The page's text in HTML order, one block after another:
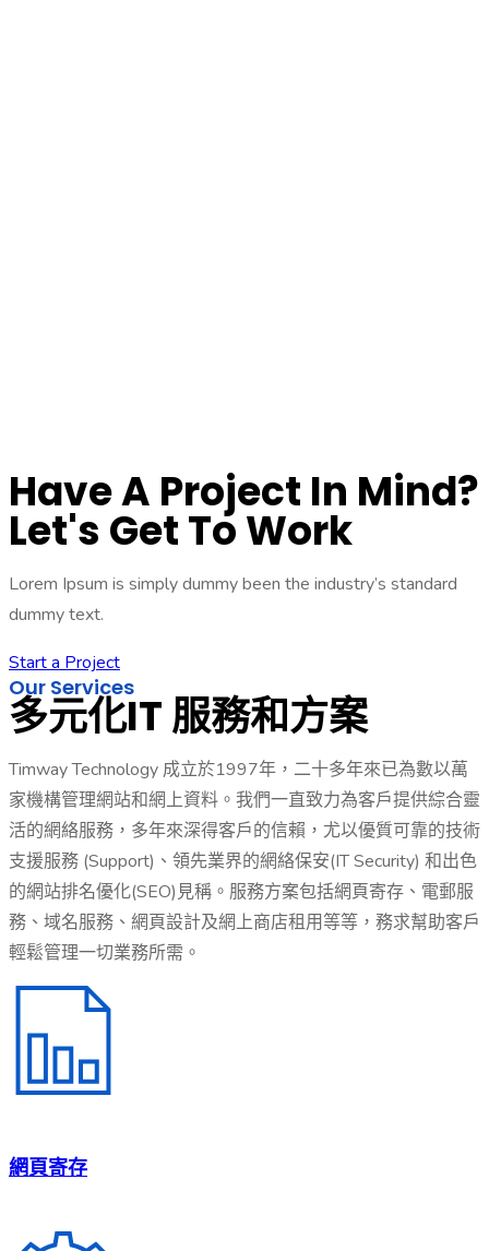
Have A Project In Mind?
Let's Get To Work
Lorem Ipsum is simply dummy been the industry’s standard
dummy text.
Start a Project
Our Services
多元化IT 服務和方案
Timway Technology 成立於1997年，二十多年來已為數以萬
家機構管理網站和網上資料。我們一直致力為客戶提供綜合靈
活的網絡服務，多年來深得客戶的信賴，尤以優質可靠的技術
支援服務 (Support)、領先業界的網絡保安(IT Security) 和出色
的網站排名優化(SEO)見稱。服務方案包括網頁寄存、電郵服
務、域名服務、網頁設計及網上商店租用等等，務求幫助客戶
輕鬆管理一切業務所需。
網頁寄存